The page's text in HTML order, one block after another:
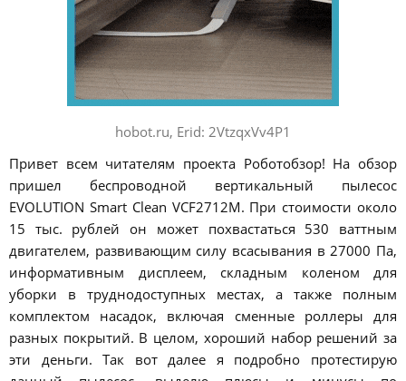
hobot.ru, Erid: 2VtzqxVv4P1
Привет всем читателям проекта Роботобзор! На обзор
пришел беспроводной вертикальный пылесос
EVOLUTION Smart Clean VCF2712M. При стоимости около
15 тыс. рублей он может похвастаться 530 ваттным
двигателем, развивающим силу всасывания в 27000 Па,
информативным дисплеем, складным коленом для
уборки в труднодоступных местах, а также полным
комплектом насадок, включая сменные роллеры для
разных покрытий. В целом, хороший набор решений за
эти деньги. Так вот далее я подробно протестирую